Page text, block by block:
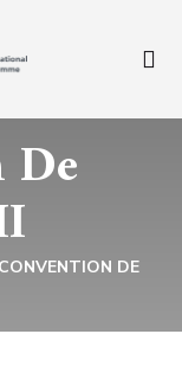
CONVENTION DE